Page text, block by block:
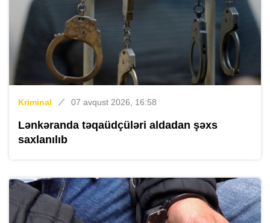
Kriminal 07 avqust 2026, 16:58
Lənkəranda təqaüdçüləri aldadan şəxs
saxlanılıb